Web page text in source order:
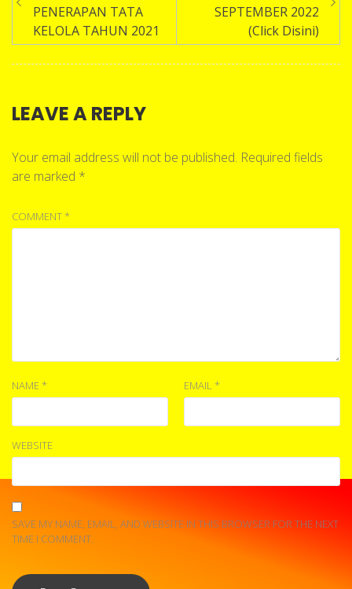
PENERAPAN TATA
KELOLA TAHUN 2021
SEPTEMBER 2022
(Click Disini)
LEAVE A REPLY
Your email address will not be published. Required fields
are marked *
COMMENT*
NAME * EMAIL *
WEBSITE
SAVE MY NAME, EMAIL, AND WEBSITE IN THIS BROWSER FOR THE NEXT
TIME I COMMENT.